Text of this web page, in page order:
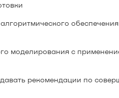
моделирования с
рекомендации по